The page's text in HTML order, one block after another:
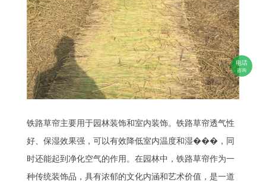
电话
咨询
铁路草帘主要用于园林装饰和室内装饰。铁路草帘透气性
好、保湿效果强，可以有效降低室内温度和湿���，同
时还能起到净化空气的作用。在园林中，铁路草帘作为一
种传统装饰品，具有浓郁的文化内涵和艺术价值，是一道